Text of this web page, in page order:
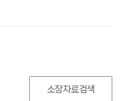
소장자료검색